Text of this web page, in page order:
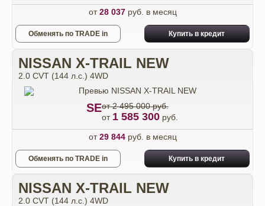
от28 037руб. в месяц
Обменять по TRADE in Купить в кредит
NISSAN X-TRAIL NEW
2.0 CVT (144 л.с.) 4WD
SEот 2 495 000 руб.
от 1 585 300 руб.
от29 844руб. в месяц
Обменять по TRADE in Купить в кредит
NISSAN X-TRAIL NEW
2.0 CVT (144 л.с.) 4WD